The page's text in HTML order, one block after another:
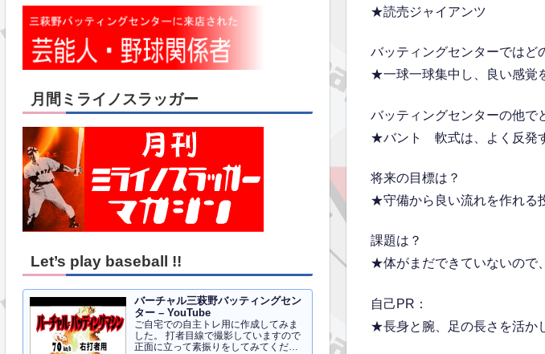
★読売ジャイアンツ
バッティングセンターではど
★一球一球集中し、良い感覚
バッティングセンターの他で
★バント 軟式は、よく反発
将来の目標は？
★守備から良い流れを作れる
課題は？
★体がまだできていないので
自己PR：
★長身と腕、足の長さを活か
月間ミライノスラッガー
Let’s play baseball !!
バーチャル三萩野バッティングセン
ター – YouTube
ご自宅での自主トレ用に作成してみま
した。 打者目線で撮影していますので
正面に立って素振りをしてみてくださ